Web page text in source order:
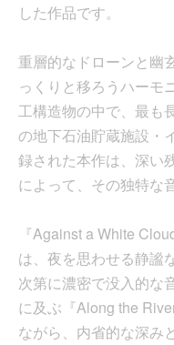
した作品です。
重層的なドローンと幽
っくりと移ろうハーモ
工構造物の中で、最も
の地下石油貯蔵施設・
録された本作は、深い
によって、その独特な
『Against a White
は、夜を思わせる静謐
次第に濃密で没入的な
に及ぶ『Along the
ながら、内省的な深み